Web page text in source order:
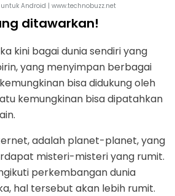
Android | www.technobuzz.net
ditawarkan!
kini bagai dunia sendiri yang
yang menyimpan berbagai
bisa didukung oleh
kemungkinan bisa dipatahkan
adalah planet-planet, yang
misteri-misteri yang rumit.
perkembangan dunia
hal tersebut akan lebih rumit.